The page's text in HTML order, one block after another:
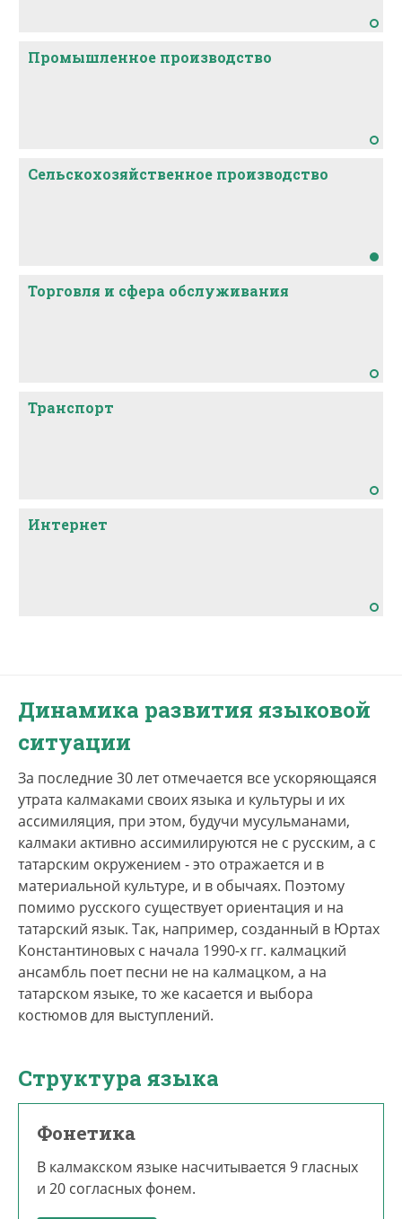
Промышленное производство
Сельскохозяйственное производство
Торговля и сфера обслуживания
Транспорт
Интернет
Динамика развития языковой
ситуации
За последние 30 лет отмечается все ускоряющаяся
утрата калмаками своих языка и культуры и их
ассимиляция, при этом, будучи мусульманами,
калмаки активно ассимилируются не с русским, а с
татарским окружением - это отражается и в
материальной культуре, и в обычаях. Поэтому
помимо русского существует ориентация и на
татарский язык. Так, например, созданный в Юртах
Константиновых с начала 1990-х гг. калмацкий
ансамбль поет песни не на калмацком, а на
татарском языке, то же касается и выбора
костюмов для выступлений.
Структура языка
Фонетика
В калмакском языке насчитывается 9 гласных
и 20 согласных фонем.